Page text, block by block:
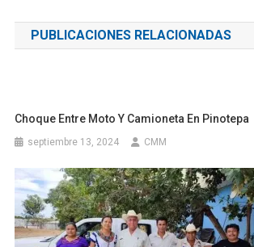
de
entradas
PUBLICACIONES RELACIONADAS
Choque Entre Moto Y Camioneta En Pinotepa
septiembre 13, 2024 CMM